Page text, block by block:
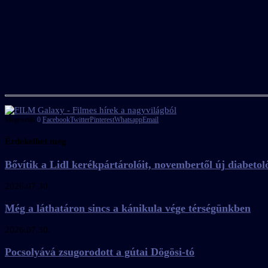
Megosztás 0 FacebookTwitterPinterestWhatsappEmail
Érdekelhet még
Bővítik a Lidl kerékpártárolóit, novembertől új
2026.07.30.
Még a láthatáron sincs a kánikula vége térségünkben
2026.07.30.
Pocsolyává zsugorodott a gútai Dögösi-tó